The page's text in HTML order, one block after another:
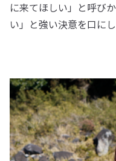
に来てほしい」と呼び
い」と強い決意を口に